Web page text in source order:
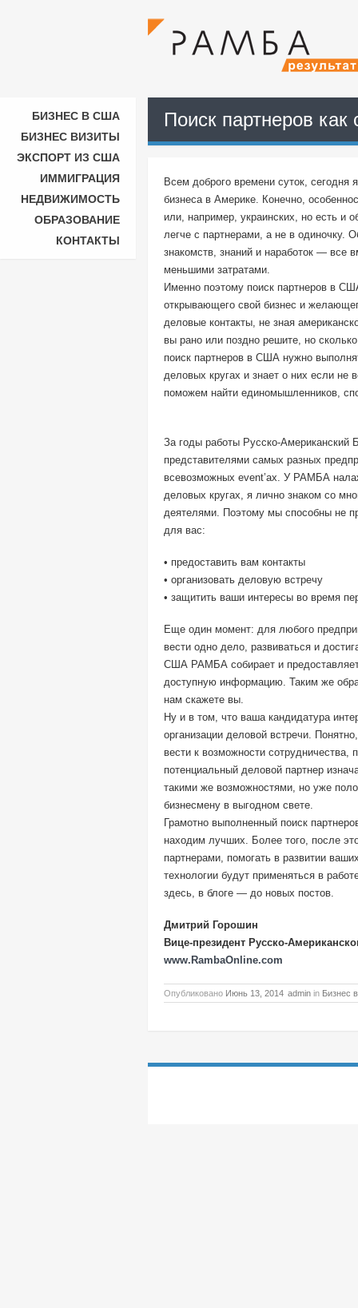
БИЗНЕС В США
БИЗНЕС ВИЗИТЫ
ЭКСПОРТ ИЗ США
ИММИГРАЦИЯ
НЕДВИЖИМОСТЬ
ОБРАЗОВАНИЕ
КОНТАКТЫ
Поиск партнеров
Всем доброго времени суток, сегодня
бизнеса в Америке. Конечно,
или, например, украинских, но есть и
легче с партнерами, а не в одиночку.
знакомств, знаний и наработок — все
меньшими затратами.
Именно поэтому поиск партнеров в
открывающего свой бизнес и
деловые контакты, не зная
вы рано или поздно решите, но
поиск партнеров в США нужно
деловых кругах и знает о них если
поможем найти единомышленников,
За годы работы Русско-Американский
представителями самых разных
всевозможных event’ах. У РАМБА
деловых кругах, я лично знаком со
деятелями. Поэтому мы способны не
для вас:
• предоставить вам контакты
• организовать деловую встречу
• защитить ваши интересы во время
Еще один момент: для любого
вести одно дело, развиваться и
США РАМБА собирает и
доступную информацию. Таким же
нам скажете вы.
Ну и в том, что ваша кандидатура
организации деловой встречи.
вести к возможности сотрудничества,
потенциальный деловой партнер
такими же возможностями, но уже
бизнесмену в выгодном свете.
Грамотно выполненный поиск
находим лучших. Более того, после
партнерами, помогать в развитии
технологии будут применяться в
здесь, в блоге — до новых постов.
Дмитрий Горошин
Вице-президент Русско-
www.RambaOnline.com
Опубликовано Июнь 13, 2014 admin in Бизнес